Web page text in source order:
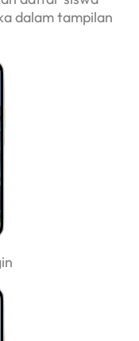
dalam tampilan